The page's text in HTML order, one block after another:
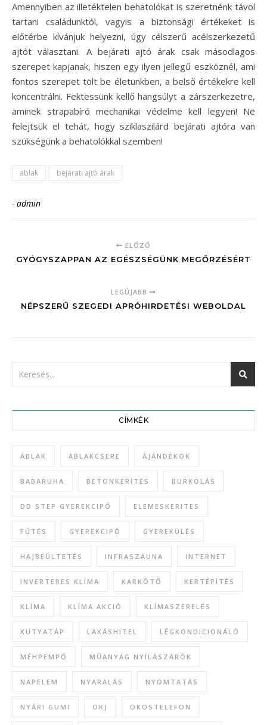
Amennyiben az illetéktelen behatolókat is szeretnénk távol
tartani családunktól, vagyis a biztonsági értékeket is
előtérbe kívánjuk helyezni, úgy célszerű acélszerkezetű
ajtót választani. A bejárati ajtó árak csak másodlagos
szerepet kapjanak, hiszen egy ilyen jellegű eszköznél, ami
fontos szerepet tölt be életünkben, a belső értékekre kell
koncentrálni. Fektessünk kellő hangsúlyt a zárszerkezetre,
aminek strapabíró mechanikai védelme kell legyen! Ne
felejtsük el tehát, hogy sziklaszilárd bejárati ajtóra van
szükségünk a behatolókkal szemben!
ablak bejárati ajtó árak
- admin
ELŐZŐ
GYÓGYSZAPPAN AZ EGÉSZSÉGÜNK MEGŐRZÉSÉRT
LEGÚJABB
NÉPSZERŰ SZEGEDI APRÓHIRDETÉSI WEBOLDAL
CÍMKÉK
ABLAK ABLAKCSERE AJÁNDÉKOK
BABARUHA BETONKERÍTÉS BURKOLÁS
DD STEP GYEREKCIPŐ ELEMESKERITES
FŰTÉS GYEREKCIPŐ GYEREKÜLÉS
HAJBEÜLTETÉS INFRASZAUNA INTERNET
INVERTERES KLÍMA KARKÖTŐ KERTÉPÍTÉS
KLÍMA KLÍMA AKCIÓ KLÍMASZERELÉS
KUTYATÁP LAKÁSHITEL LÉGKONDICIONÁLÓ
MÉHPEMPŐ MŰANYAG NYÍLÁSZÁRÓK
NAPELEM NYARALÁS NYOMTATÁS
NYÁRI GUMI OKJ OKOSTELEFON